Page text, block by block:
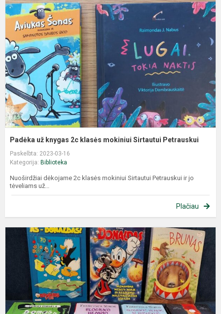
Padėka už knygas 2c klasės mokiniui Sirtautui Petrauskui
Paskelbta: 2023-03-16
Kategorija: Biblioteka
Nuoširdžiai dėkojame 2c klasės mokiniui Sirtautui Petrauskui ir jo
tėveliams už...
Plačiau